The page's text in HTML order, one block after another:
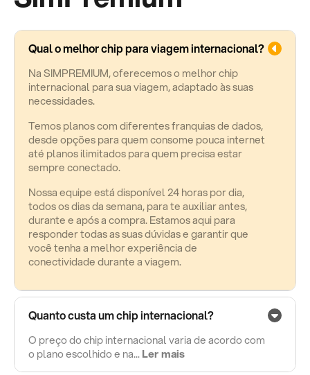
Qual o melhor chip para viagem internacional?
Na SIMPREMIUM, oferecemos o melhor chip
internacional para sua viagem, adaptado às suas
necessidades.
Temos planos com diferentes franquias de dados,
desde opções para quem consome pouca internet
até planos ilimitados para quem precisa estar
sempre conectado.
Nossa equipe está disponível 24 horas por dia,
todos os dias da semana, para te auxiliar antes,
durante e após a compra. Estamos aqui para
responder todas as suas dúvidas e garantir que
você tenha a melhor experiência de
conectividade durante a viagem.
Quanto custa um chip internacional?
O preço do chip internacional varia de acordo com
o plano escolhido e na...Ler mais